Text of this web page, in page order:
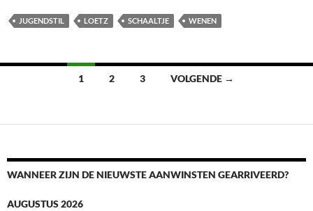
JUGENDSTIL LOETZ SCHAALTJE WENEN
Berichtennavigatie
1 2 3 VOLGENDE →
WANNEER ZIJN DE NIEUWSTE AANWINSTEN GEARRIVEERD?
AUGUSTUS 2026